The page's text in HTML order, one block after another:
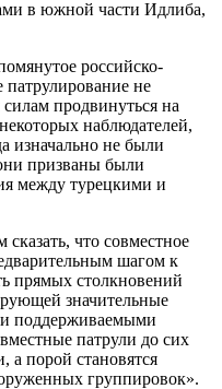
в южной части Идлиба,
российско-
патрулирование не
продвинуться на
наблюдателей,
изначально не были
призваны были
между турецкими и
что совместное
шагом к
прямых столкновений
значительные
поддерживаемыми
патрули до сих
а порой становятся
группировок».